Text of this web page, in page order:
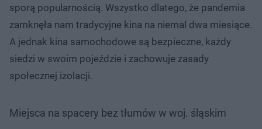
sporą popularnością. Wszystko dlatego, że pandemia
zamknęła nam tradycyjne kina na niemal dwa miesiące.
A jednak kina samochodowe są bezpieczne, każdy
siedzi w swoim pojeździe i zachowuje zasady
społecznej izolacji.
Miejsca na spacery bez tłumów w woj. śląskim